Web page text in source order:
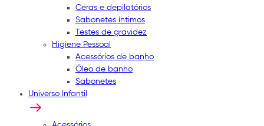
Ceras e depilatórios
Sabonetes íntimos
Testes de gravidez
Higiene Pessoal
Acessórios de banho
Óleo de banho
Sabonetes
Universo Infantil